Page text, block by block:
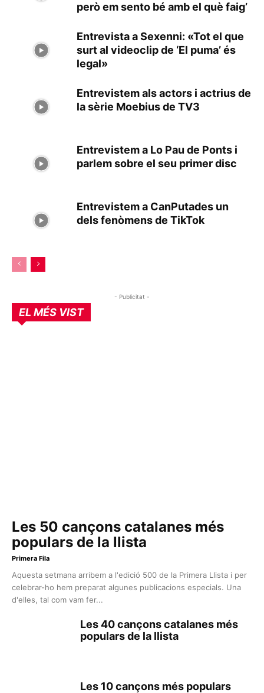
però em sento bé amb el què faig’
Entrevista a Sexenni: «Tot el que
surt al videoclip de ‘El puma’ és
legal»
Entrevistem als actors i actrius de
la sèrie Moebius de TV3
Entrevistem a Lo Pau de Ponts i
parlem sobre el seu primer disc
Entrevistem a CanPutades un
dels fenòmens de TikTok
- Publicitat -
EL MÉS VIST
Les 50 cançons catalanes més
populars de la llista
Primera Fila
Aquesta setmana arribem a l'edició 500 de la Primera Llista i per
celebrar-ho hem preparat algunes publicacions especials. Una
d'elles, tal com vam fer...
Les 40 cançons catalanes més
populars de la llista
Les 10 cançons més populars